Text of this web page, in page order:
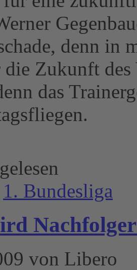
denn in
Zukunft des
das
1. Bundesliga
von Libero